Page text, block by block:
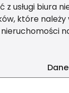
usługi biura
które